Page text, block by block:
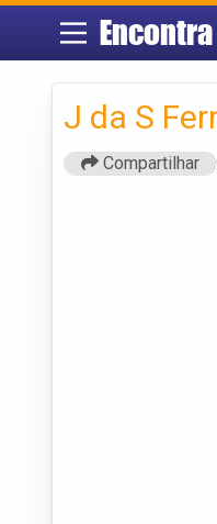
Encontra
J da S
Compartilhar